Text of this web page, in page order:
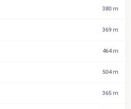
380 m
369 m
464 m
504 m
365 m